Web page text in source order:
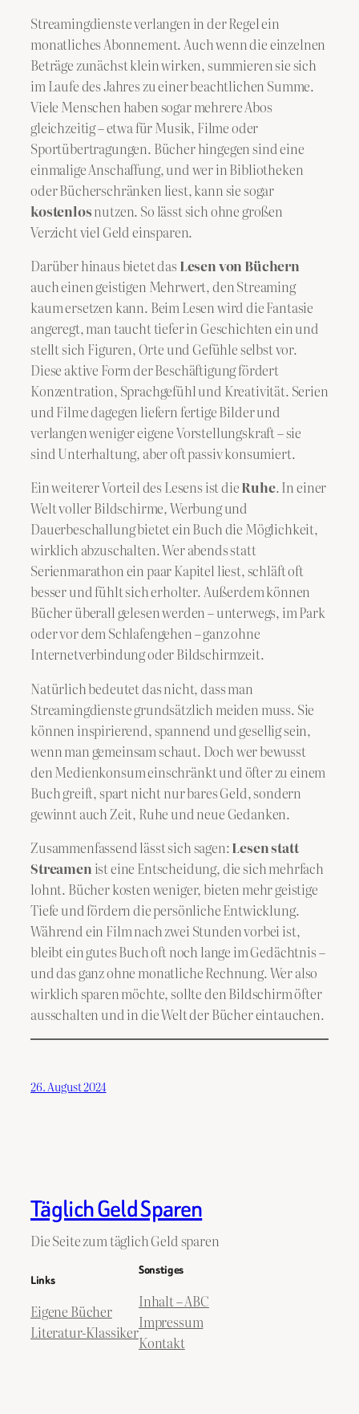
Streamingdienste verlangen in der Regel ein
monatliches Abonnement. Auch wenn die einzelnen
Beträge zunächst klein wirken, summieren sie sich
im Laufe des Jahres zu einer beachtlichen Summe.
Viele Menschen haben sogar mehrere Abos
gleichzeitig – etwa für Musik, Filme oder
Sportübertragungen. Bücher hingegen sind eine
einmalige Anschaffung, und wer in Bibliotheken
oder Bücherschränken liest, kann sie sogar
kostenlosnutzen. So lässt sich ohne großen
Verzicht viel Geld einsparen.
Darüber hinaus bietet dasLesen von Büchern
auch einen geistigen Mehrwert, den Streaming
kaum ersetzen kann. Beim Lesen wird die Fantasie
angeregt, man taucht tiefer in Geschichten ein und
stellt sich Figuren, Orte und Gefühle selbst vor.
Diese aktive Form der Beschäftigung fördert
Konzentration, Sprachgefühl und Kreativität. Serien
und Filme dagegen liefern fertige Bilder und
verlangen weniger eigene Vorstellungskraft – sie
sind Unterhaltung, aber oft passiv konsumiert.
Ein weiterer Vorteil des Lesens ist dieRuhe. In einer
Welt voller Bildschirme, Werbung und
Dauerbeschallung bietet ein Buch die Möglichkeit,
wirklich abzuschalten. Wer abends statt
Serienmarathon ein paar Kapitel liest, schläft oft
besser und fühlt sich erholter. Außerdem können
Bücher überall gelesen werden – unterwegs, im Park
oder vor dem Schlafengehen – ganz ohne
Internetverbindung oder Bildschirmzeit.
Natürlich bedeutet das nicht, dass man
Streamingdienste grundsätzlich meiden muss. Sie
können inspirierend, spannend und gesellig sein,
wenn man gemeinsam schaut. Doch wer bewusst
den Medienkonsum einschränkt und öfter zu einem
Buch greift, spart nicht nur bares Geld, sondern
gewinnt auch Zeit, Ruhe und neue Gedanken.
Zusammenfassend lässt sich sagen:Lesen statt
Streamen ist eine Entscheidung, die sich mehrfach
lohnt. Bücher kosten weniger, bieten mehr geistige
Tiefe und fördern die persönliche Entwicklung.
Während ein Film nach zwei Stunden vorbei ist,
bleibt ein gutes Buch oft noch lange im Gedächtnis –
und das ganz ohne monatliche Rechnung. Wer also
wirklich sparen möchte, sollte den Bildschirm öfter
ausschalten und in die Welt der Bücher eintauchen.
26. August 2024
Täglich Geld Sparen
Die Seite zum täglich Geld sparen
Links
Eigene Bücher
Literatur-Klassiker
Sonstiges
Inhalt – ABC
Impressum
Kontakt